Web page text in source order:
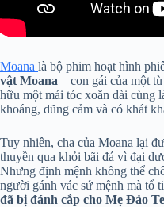
Moana là bộ phim hoạt hình
vật Moana – con gái của một
hữu một mái tóc xoăn dài cùng
khoáng, dũng cảm và có khát
Tuy nhiên, cha của Moana lại
thuyền qua khỏi bãi đá vì đại
Nhưng định mệnh không thể
người gánh vác sứ mệnh mà tổ
đã bị đánh cắp cho Mẹ Đảo